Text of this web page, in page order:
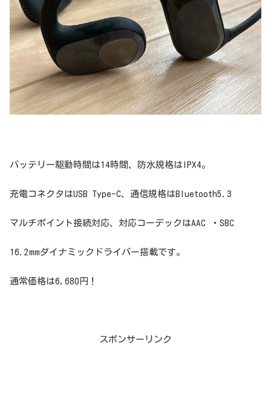
バッテリー駆動時間は14時間、防水規格はIPX4。
充電コネクタはUSB Type-C、通信規格はBluetooth5.3
マルチポイント接続対応、対応コーデックはAAC ・SBC
16.2mmダイナミックドライバー搭載です。
通常価格は6,680円！
スポンサーリンク